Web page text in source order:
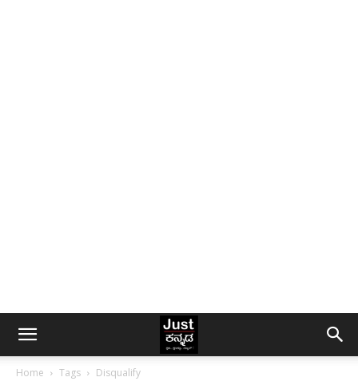
Home Tags Disqualify